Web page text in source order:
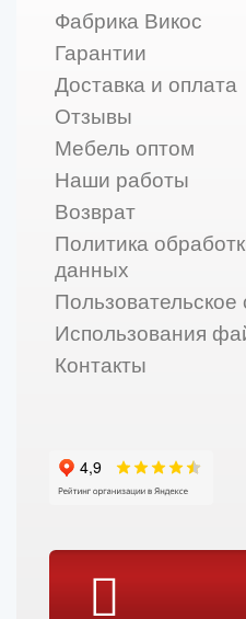
Фабрика Викос
Гарантии
Доставка и оплата
Отзывы
Мебель оптом
Наши работы
Возврат
Политика
данных
Использования
Контакты